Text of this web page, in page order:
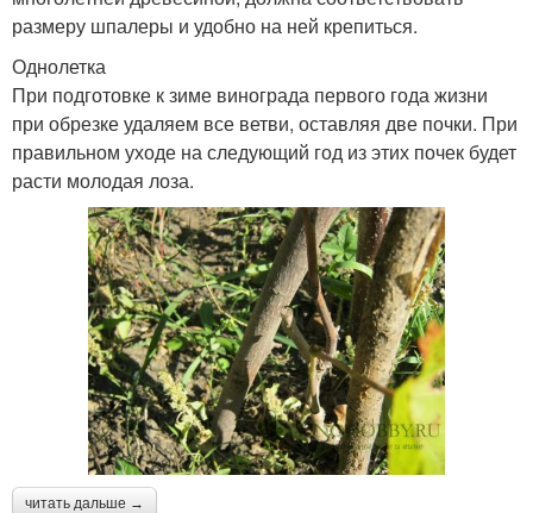
размеру шпалеры и удобно на ней крепиться.
Однолетка
При подготовке к зиме винограда первого года жизни
при обрезке удаляем все ветви, оставляя две почки. При
правильном уходе на следующий год из этих почек будет
расти молодая лоза.
читать дальше →